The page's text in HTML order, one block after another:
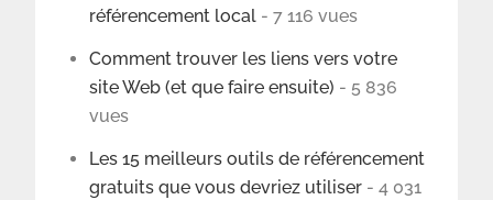
référencement local - 7 116 vues
Comment trouver les liens vers votre
site Web (et que faire ensuite) - 5 836
vues
Les 15 meilleurs outils de référencement
gratuits que vous devriez utiliser - 4 031